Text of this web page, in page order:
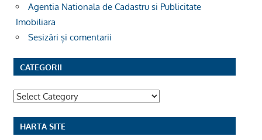
Agentia Nationala de Cadastru si Publicitate
Imobiliara
Sesizări și comentarii
CATEGORII
Categorii
HARTA SITE